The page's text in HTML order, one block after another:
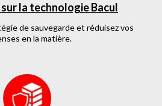
la technologie Bacul
de sauvegarde et réduisez vos
en la matière.